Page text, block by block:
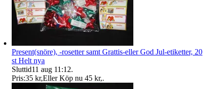
Present(snöre), -rosetter samt Grattis-eller God Jul-etiketter, 20
st Helt nya
Sluttid11 aug 11:12.
Pris:35 kr,Eller Köp nu 45 kr,.